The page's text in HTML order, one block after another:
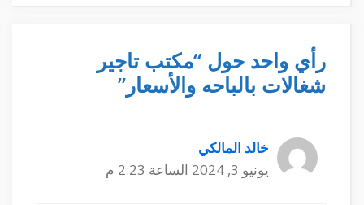
رأي واحد حول “مكتب تاجير
شغالات بالباحه والأسعار”
خالد المالكي
يونيو 3, 2024 الساعة 2:23 م